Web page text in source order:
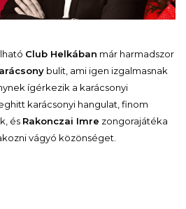
Club Helkában már harmadszor
bulit, ami igen izgalmasnak
ígérkezik a karácsonyi
karácsonyi hangulat, finom
és Rakonczai Imre zongorajátéka
vágyó közönséget.